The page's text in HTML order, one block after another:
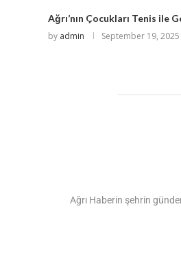
Ağrı’nın Çocukları Tenis ile
by admin September 19, 2025
Ağrı Haberin şehrin